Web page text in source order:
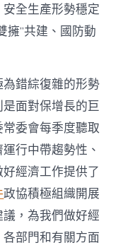
全生產形勢穩定
擁”共建、國防動
錯綜復雜的形勢
面對保增長的巨
委會每季度聽取
行中帶趨勢性、
經濟工作提供了
政協積極組織開展
議，為我們做好經
部門和有關方面